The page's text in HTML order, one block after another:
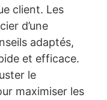
client. Les
d’une
adaptés,
et efficace.
le
maximiser les